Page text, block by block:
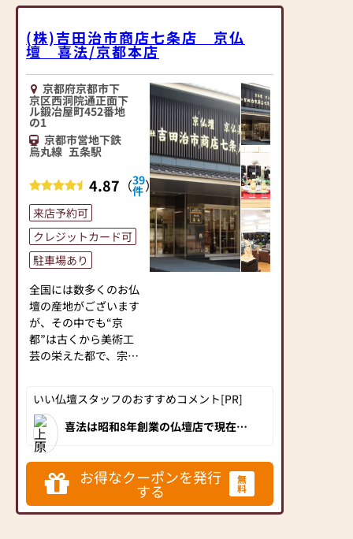
設置まで責任をもって
仏具の取り扱い説明も
致します。
配達料・設置料ともに
無料です。
※ご遠方の方、お仏壇
サイズによってはご相
談させていただく場合
がございます。
ご購入後もお困りごと
があれば、何なりとお
申し付けください。
京都市営地下鉄烏丸線
五条駅 北出口(1)番出
駐車場も完備しており
ますので、電車でもお
車でも安心してお越し
いただけます。
江戸時代末期の弘化四
年（一八四七）に本家
加茂吉より分家した初
代定治郎が、明治八
年、現在地を購入し古
道具商ならびに仏壇仏
具商として開店したの
(株)吉田治市商店七条店 京仏
壇 喜法/京都本店
京都府京都市下
京区西洞院通正面下
ル鍛冶屋町452番地
の1
京都市営地下鉄
烏丸線 五条駅
4.87 （39
件）
来店予約可
クレジットカード可
駐車場あり
全国には数多くのお仏
壇の産地がございます
が、その中でも“京
都”は古くから美術工
芸の栄えた都で、宗教
壇』は、その要旨にも
っとも適する様に製作
されています。
当社は、そのような京
都で育った仏壇・仏具
の製作販売の専門店で
す。御仏壇ご購入は誠
いい仏壇スタッフのおすすめコメント[PR]
喜法は昭和8年創業の仏壇店で現在京
ど豊富な仏壇を取り揃えています。高
品質なお仏壇を納得価格で購入できる
優良店として地元でも評判の優良店で
す。
お得なクーポンを発行
する
無
料